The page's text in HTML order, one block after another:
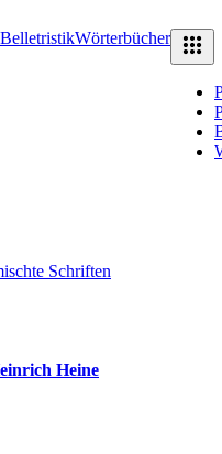
BelletristikWörterbücher
Schriften
Heine